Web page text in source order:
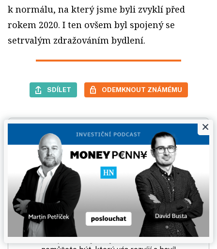
k normálu, na který jsme byli zvyklí před
rokem 2020. I ten ovšem byl spojený se
setrvalým zdražováním bydlení.
SDÍLET ODEMKNOUT ZNÁMÉMU
Newsletter týdeníku Ekonom.
Každou středu vám představíme nejzajímavější
texty aktuálního vydání, které si můžete přečíst na
webu ekonom.cz. Týdeník Ekonom vám už více jak
33 let přináší zajímavý obsah, bez kterého
×